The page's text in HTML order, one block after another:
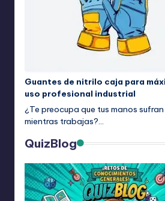
Guantes de nitrilo caja para
uso profesional industrial
¿Te preocupa que tus manos
mientras trabajas?…
QuizBlog